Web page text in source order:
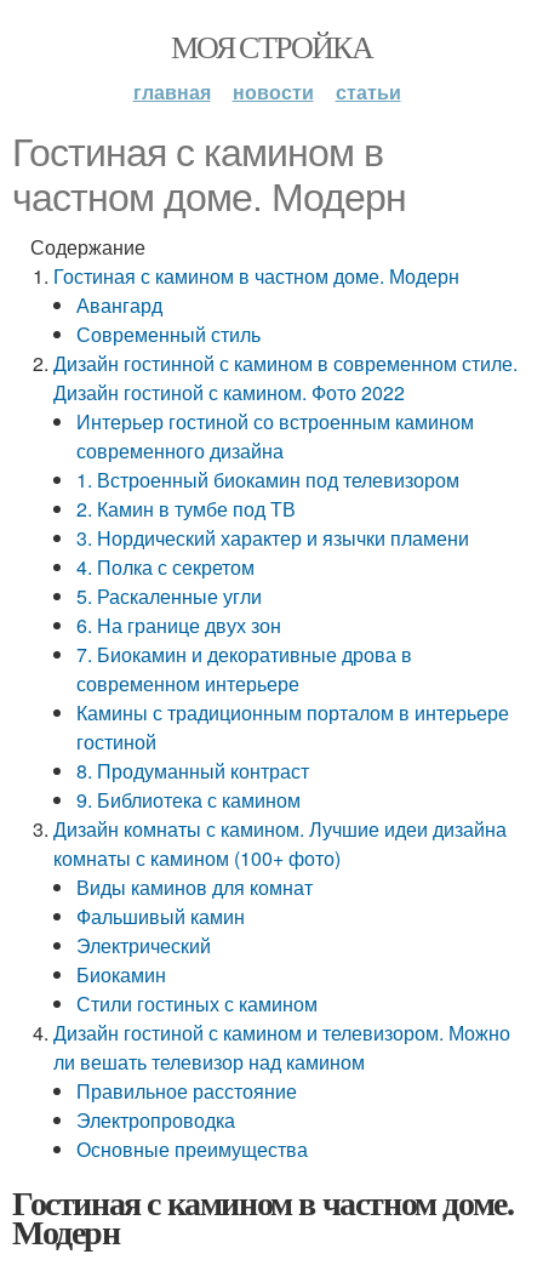
МОЯ СТРОЙКА
главная новости статьи
Гостиная с камином в
частном доме. Модерн
Содержание
Гостиная с камином в частном доме. Модерн
Авангард
Современный стиль
Дизайн гостинной с камином в современном стиле.
Дизайн гостиной с камином. Фото 2022
Интерьер гостиной со встроенным камином
современного дизайна
1. Встроенный биокамин под телевизором
2. Камин в тумбе под ТВ
3. Нордический характер и язычки пламени
4. Полка с секретом
5. Раскаленные угли
6. На границе двух зон
7. Биокамин и декоративные дрова в
современном интерьере
Камины с традиционным порталом в интерьере
гостиной
8. Продуманный контраст
9. Библиотека с камином
Дизайн комнаты с камином. Лучшие идеи дизайна
комнаты с камином (100+ фото)
Виды каминов для комнат
Фальшивый камин
Электрический
Биокамин
Стили гостиных с камином
Дизайн гостиной с камином и телевизором. Можно
ли вешать телевизор над камином
Правильное расстояние
Электропроводка
Основные преимущества
Гостиная с камином в частном доме.
Модерн